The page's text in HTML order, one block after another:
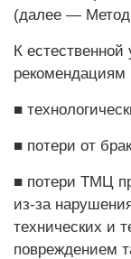
(далее —
К
рекомендациям
■
■ потери от
■ потери ТМЦ
из-за
технических и
повреждением